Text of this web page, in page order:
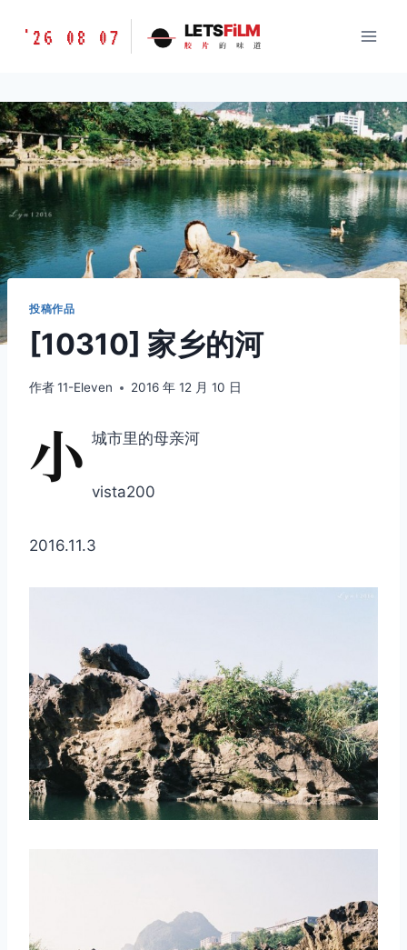
胶
味
道
LETSFILM
'26 08 07 LETSFiLM
胶 片 的 味 道
投稿作品
[10310] 家乡的河
作者11-Eleven 2016 年 12 月 10 日
小 城市里的母亲河
vista200
2016.11.3